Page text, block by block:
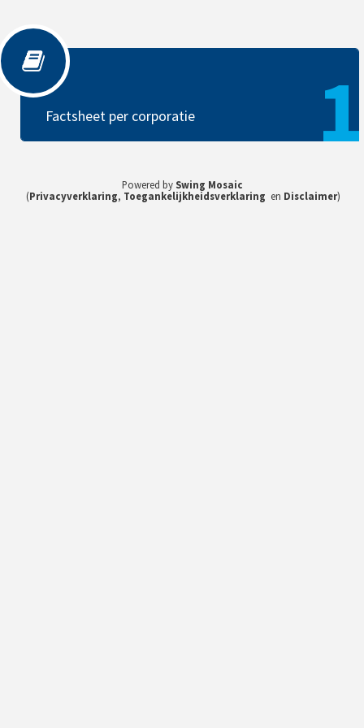
Factsheet per corporatie
Factsheet per corporatie 1
Powered by Swing Mosaic
(Privacyverklaring, Toegankelijkheidsverklaring en Disclaimer)